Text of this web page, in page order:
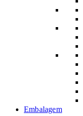
Embalagem